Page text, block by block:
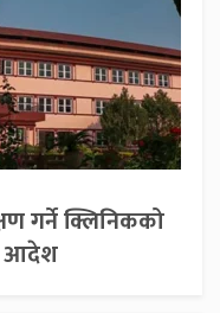
गर्ने क्लिनिकको
आदेश